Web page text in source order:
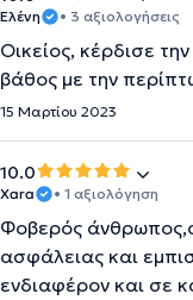
Ελένη • 3 αξιολογήσεις
Οικείος, κέρδισε
βάθος με την
15 Μαρτίου 2023
10.0
Xara • 1 αξιολόγηση
Φοβερός
ασφάλειας και
ενδιαφέρον και σε